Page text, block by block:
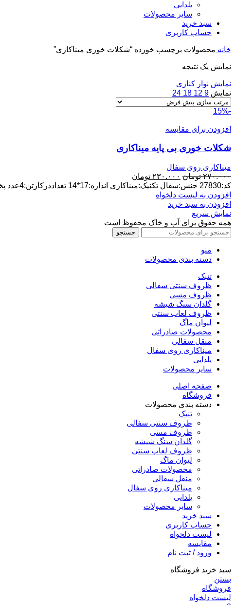
یلدایی
سایر محصولات
سبد خرید
حساب کاربری
خانه محصولات برچسب خورده “شکلات خوری میناکاری”
نمایش یک نتیجه
نمایش نوار کناری
نمایش 9
12
18
24
-15%
افزودن برای مقایسه
شکلات خوری بی پایه میناکاری
میناکاری روی سفال
۲۷۰.۰۰۰ تومان قیمت
اصلی:
بود.
۲۳۰.۰۰۰ تومان
فعلی:
کد:27830 جنس:سفال تکنیک:میناکاری اندازه:17*14 تعداددرکارتن:4عدد پخش عمده ارسال ازلالجین
افزودن به لیست دلخواه
افزودن به سبد خرید
نمایش سریع
همه حقوق برای آب و خاک محفوظ است
جستجو
منو
دسته بندی محصولات
تنبک
ظروف سنتی سفالی
ظروف مسی
گلدان سنگ شیشه
ظروف لعاب سنتی
لیوان ماگ
محصولات صادراتی
منقل سفالی
میناکاری روی سفال
یلدایی
سایر محصولات
صفحه اصلی
فروشگاه
دسته بندی محصولات
تنبک
ظروف سنتی سفالی
ظروف مسی
گلدان سنگ شیشه
ظروف لعاب سنتی
لیوان ماگ
محصولات صادراتی
منقل سفالی
میناکاری روی سفال
یلدایی
سایر محصولات
سبد خرید
حساب کاربری
لیست دلخواه
مقایسه
ورود / ثبت نام
سبد خرید فروشگاه
بستن
فروشگاه
لیست دلخواه